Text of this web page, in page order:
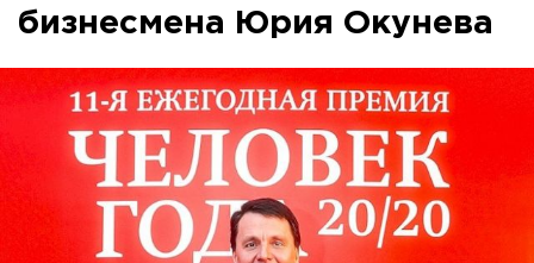
бизнесмена Юрия Окунева